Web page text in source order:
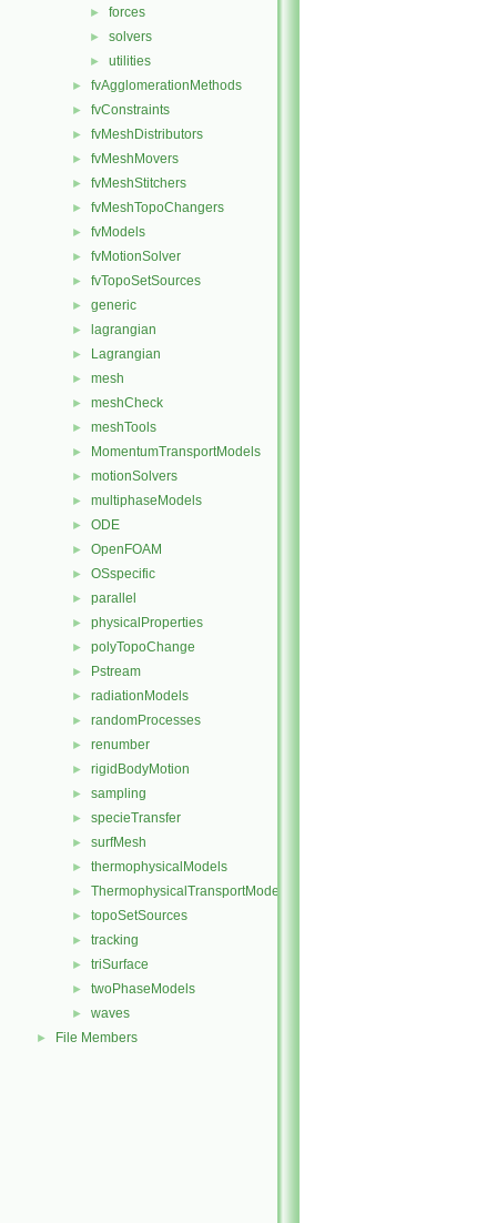
► forces
► solvers
► utilities
► fvAgglomerationMethods
► fvConstraints
► fvMeshDistributors
► fvMeshMovers
► fvMeshStitchers
► fvMeshTopoChangers
► fvModels
► fvMotionSolver
► fvTopoSetSources
► generic
► lagrangian
► Lagrangian
► mesh
► meshCheck
► meshTools
► MomentumTransportModels
► motionSolvers
► multiphaseModels
► ODE
► OpenFOAM
► OSspecific
► parallel
► physicalProperties
► polyTopoChange
► Pstream
► radiationModels
► randomProcesses
► renumber
► rigidBodyMotion
► sampling
► specieTransfer
► surfMesh
► thermophysicalModels
► ThermophysicalTransportModels
► topoSetSources
► tracking
► triSurface
► twoPhaseModels
► waves
► File Members